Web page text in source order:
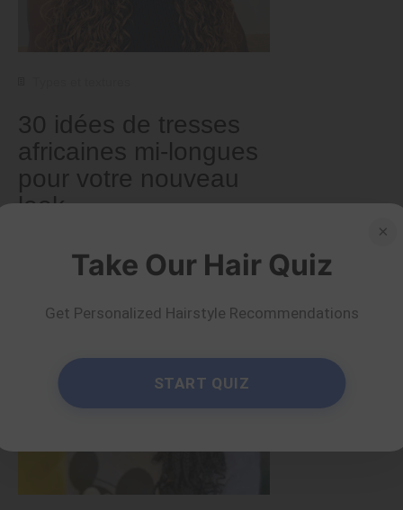
30 idées de tresses
africaines mi-longues
pour votre nouveau
look
par Serena Piper En savoir plus
×
Take Our Hair Quiz
Get Personalized Hairstyle Recommendations
START QUIZ